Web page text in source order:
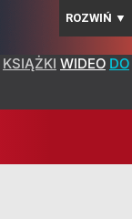
ROZWIŃ ▼
KSIĄŻKI WIDEO DO